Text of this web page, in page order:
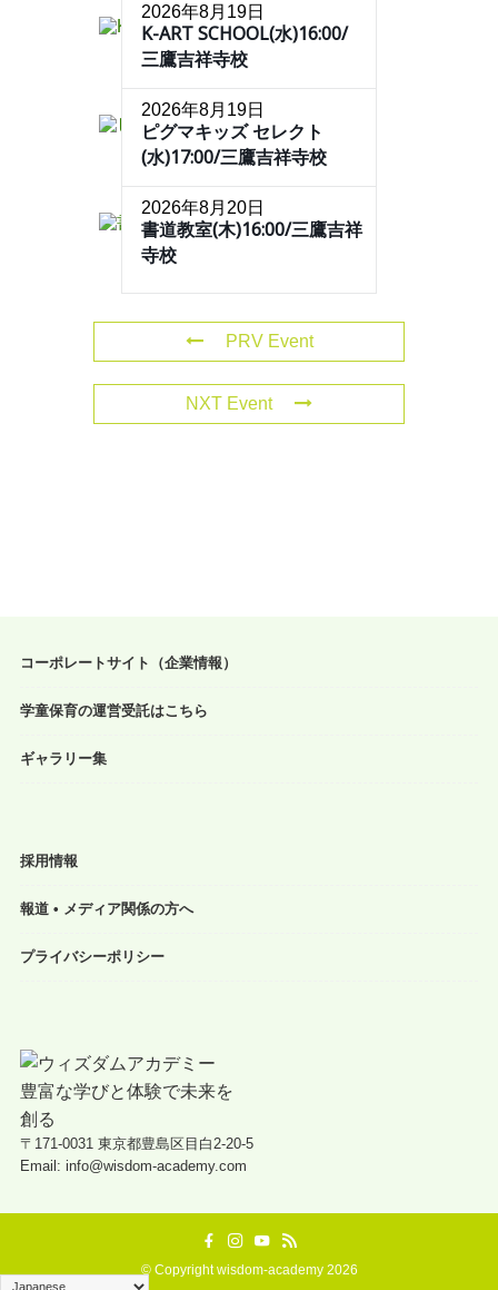
2026年8月19日
K-ART SCHOOL(水)16:00/
三鷹吉祥寺校
2026年8月19日
ピグマキッズ セレクト
(水)17:00/三鷹吉祥寺校
2026年8月20日
書道教室(木)16:00/三鷹吉祥
寺校
PRV Event
NXT Event
コーポレートサイト（企業情報）
学童保育の運営受託はこちら
ギャラリー集
採用情報
報道 • メディア関係の方へ
プライバシーポリシー
〒171-0031 東京都豊島区目白2-20-5
Email: info@wisdom-academy.com
©Copyright wisdom-academy 2026